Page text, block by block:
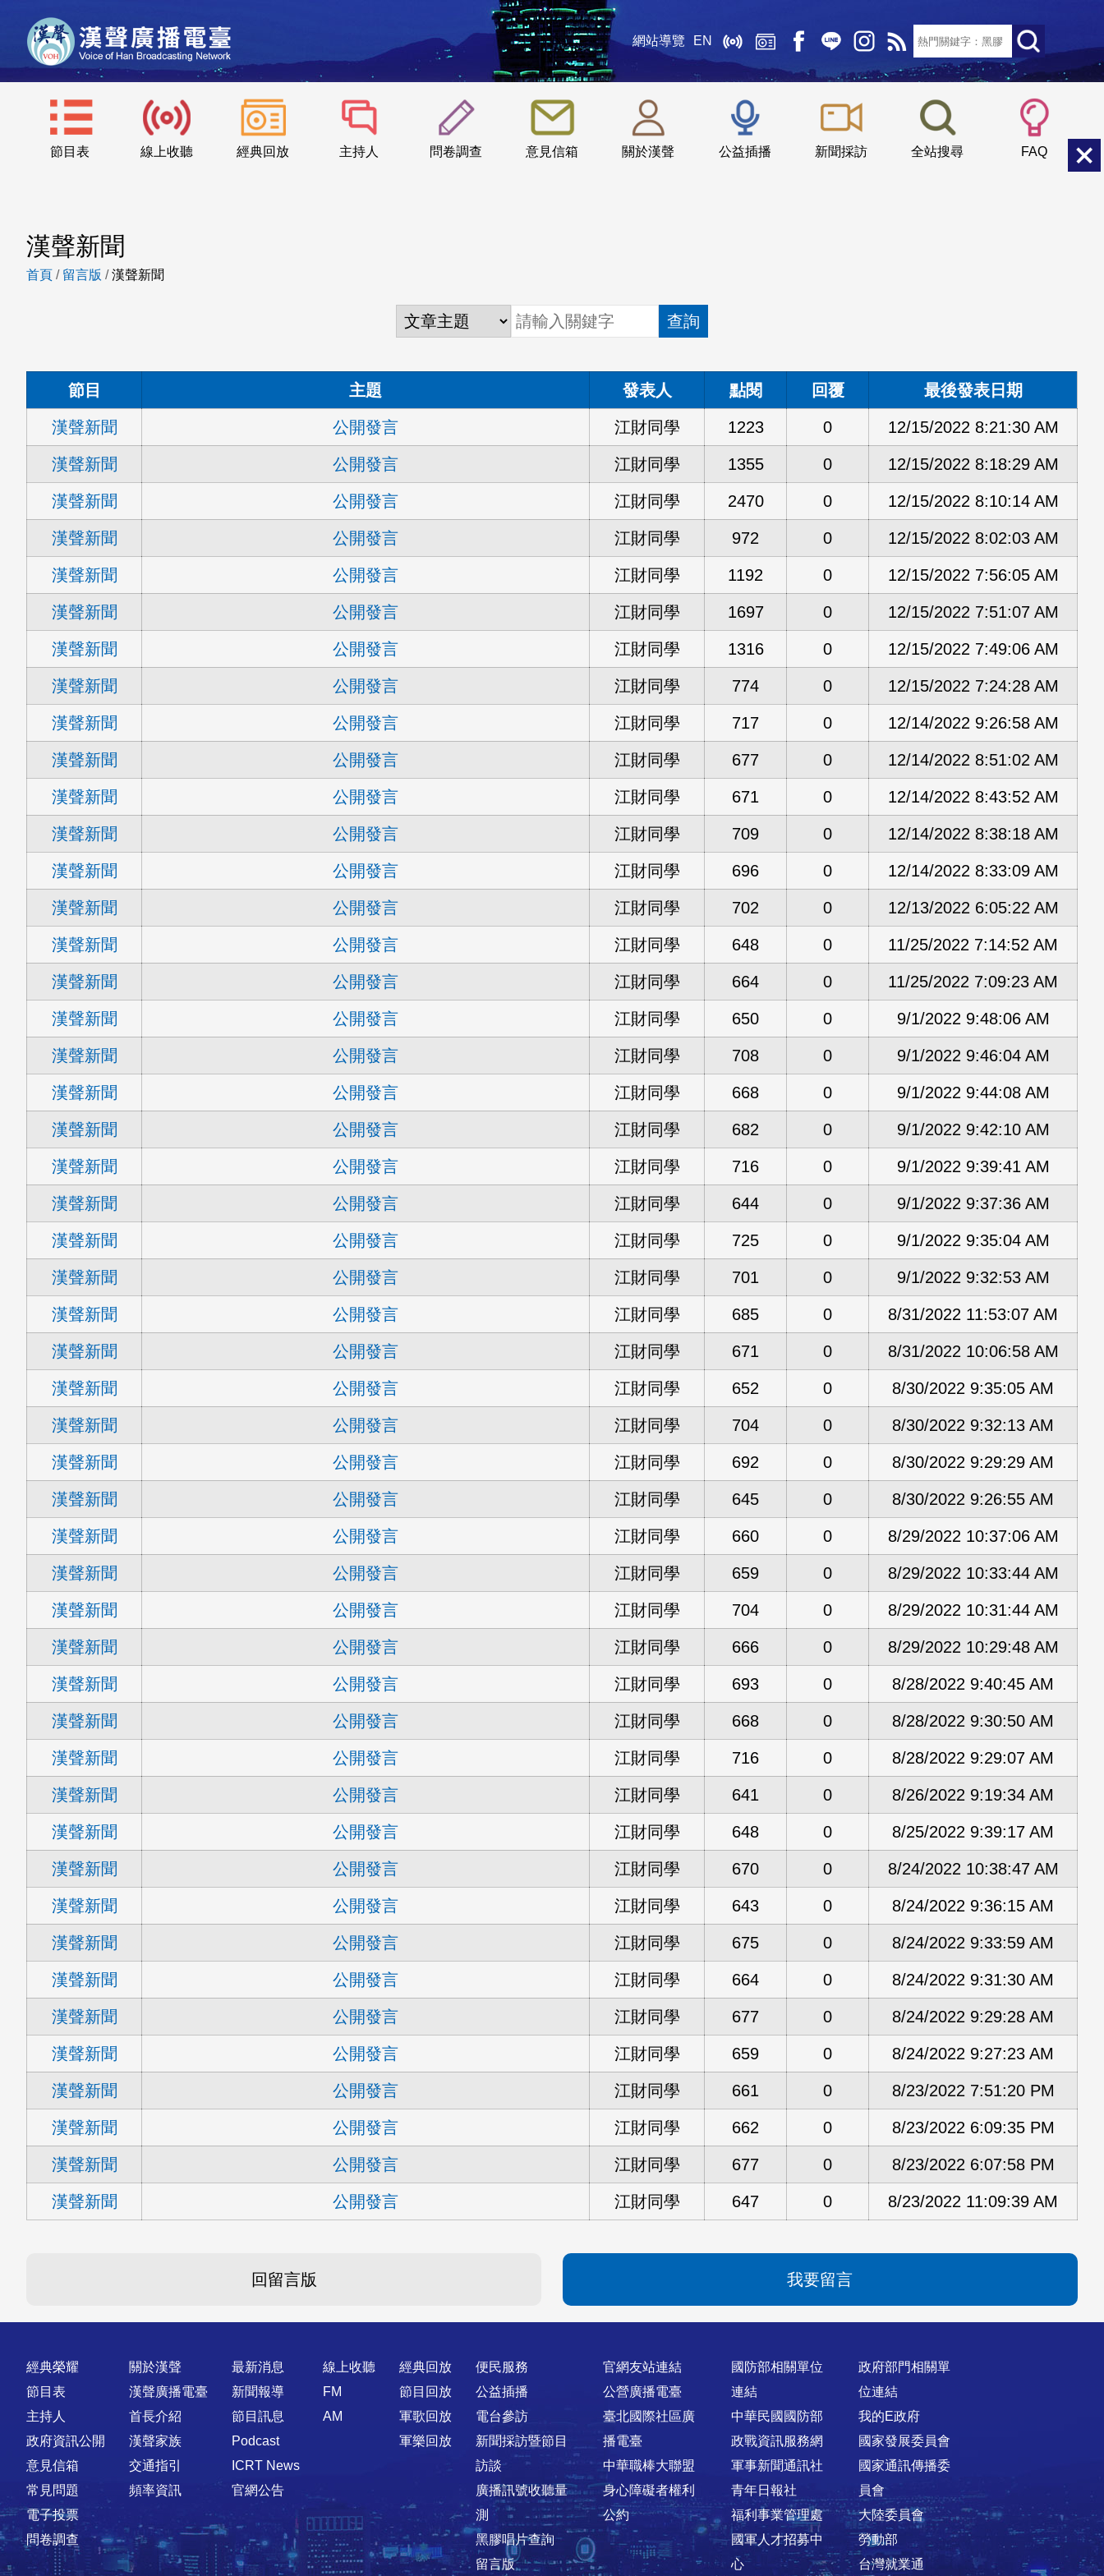
網站導覽 EN
節目表 線上收聽 經典回放 主持人 問卷調查 意見信箱 關於漢聲 公益插播 新聞採訪 全站搜尋 FAQ
::: 小 中
漢聲新聞
首頁 / 留言版 /漢聲新聞
查詢
節目 主題 發表人 點閱 回覆 最後發表日期
漢聲新聞 公開發言 江財同學 1223 0 12/15/2022 8:21:30 AM
漢聲新聞 公開發言 江財同學 1355 0 12/15/2022 8:18:29 AM
漢聲新聞 公開發言 江財同學 2470 0 12/15/2022 8:10:14 AM
漢聲新聞 公開發言 江財同學 972 0 12/15/2022 8:02:03 AM
漢聲新聞 公開發言 江財同學 1192 0 12/15/2022 7:56:05 AM
漢聲新聞 公開發言 江財同學 1697 0 12/15/2022 7:51:07 AM
漢聲新聞 公開發言 江財同學 1316 0 12/15/2022 7:49:06 AM
漢聲新聞 公開發言 江財同學 774 0 12/15/2022 7:24:28 AM
漢聲新聞 公開發言 江財同學 717 0 12/14/2022 9:26:58 AM
漢聲新聞 公開發言 江財同學 677 0 12/14/2022 8:51:02 AM
漢聲新聞 公開發言 江財同學 671 0 12/14/2022 8:43:52 AM
漢聲新聞 公開發言 江財同學 709 0 12/14/2022 8:38:18 AM
漢聲新聞 公開發言 江財同學 696 0 12/14/2022 8:33:09 AM
漢聲新聞 公開發言 江財同學 702 0 12/13/2022 6:05:22 AM
漢聲新聞 公開發言 江財同學 648 0 11/25/2022 7:14:52 AM
漢聲新聞 公開發言 江財同學 664 0 11/25/2022 7:09:23 AM
漢聲新聞 公開發言 江財同學 650 0 9/1/2022 9:48:06 AM
漢聲新聞 公開發言 江財同學 708 0 9/1/2022 9:46:04 AM
漢聲新聞 公開發言 江財同學 668 0 9/1/2022 9:44:08 AM
漢聲新聞 公開發言 江財同學 682 0 9/1/2022 9:42:10 AM
漢聲新聞 公開發言 江財同學 716 0 9/1/2022 9:39:41 AM
漢聲新聞 公開發言 江財同學 644 0 9/1/2022 9:37:36 AM
漢聲新聞 公開發言 江財同學 725 0 9/1/2022 9:35:04 AM
漢聲新聞 公開發言 江財同學 701 0 9/1/2022 9:32:53 AM
漢聲新聞 公開發言 江財同學 685 0 8/31/2022 11:53:07 AM
漢聲新聞 公開發言 江財同學 671 0 8/31/2022 10:06:58 AM
漢聲新聞 公開發言 江財同學 652 0 8/30/2022 9:35:05 AM
漢聲新聞 公開發言 江財同學 704 0 8/30/2022 9:32:13 AM
漢聲新聞 公開發言 江財同學 692 0 8/30/2022 9:29:29 AM
漢聲新聞 公開發言 江財同學 645 0 8/30/2022 9:26:55 AM
漢聲新聞 公開發言 江財同學 660 0 8/29/2022 10:37:06 AM
漢聲新聞 公開發言 江財同學 659 0 8/29/2022 10:33:44 AM
漢聲新聞 公開發言 江財同學 704 0 8/29/2022 10:31:44 AM
漢聲新聞 公開發言 江財同學 666 0 8/29/2022 10:29:48 AM
漢聲新聞 公開發言 江財同學 693 0 8/28/2022 9:40:45 AM
漢聲新聞 公開發言 江財同學 668 0 8/28/2022 9:30:50 AM
漢聲新聞 公開發言 江財同學 716 0 8/28/2022 9:29:07 AM
漢聲新聞 公開發言 江財同學 641 0 8/26/2022 9:19:34 AM
漢聲新聞 公開發言 江財同學 648 0 8/25/2022 9:39:17 AM
漢聲新聞 公開發言 江財同學 670 0 8/24/2022 10:38:47 AM
漢聲新聞 公開發言 江財同學 643 0 8/24/2022 9:36:15 AM
漢聲新聞 公開發言 江財同學 675 0 8/24/2022 9:33:59 AM
漢聲新聞 公開發言 江財同學 664 0 8/24/2022 9:31:30 AM
漢聲新聞 公開發言 江財同學 677 0 8/24/2022 9:29:28 AM
漢聲新聞 公開發言 江財同學 659 0 8/24/2022 9:27:23 AM
漢聲新聞 公開發言 江財同學 661 0 8/23/2022 7:51:20 PM
漢聲新聞 公開發言 江財同學 662 0 8/23/2022 6:09:35 PM
漢聲新聞 公開發言 江財同學 677 0 8/23/2022 6:07:58 PM
漢聲新聞 公開發言 江財同學 647 0 8/23/2022 11:09:39 AM
回留言版 我要留言
快速連結
經典榮耀
節目表
主持人
政府資訊公開
意見信箱
常見問題
電子投票
問卷調查
關於漢聲
漢聲廣播電臺
首長介紹
漢聲家族
交通指引
頻率資訊
最新消息
新聞報導
節目訊息
Podcast
ICRT News
官網公告
線上收聽
FM
AM
經典回放
節目回放
軍歌回放
軍樂回放
便民服務
公益插播
電台參訪
新聞採訪暨節目
訪談
廣播訊號收聽量
測
黑膠唱片查詢
留言版
官網友站連結
公營廣播電臺
臺北國際社區廣
播電臺
中華職棒大聯盟
身心障礙者權利
公約
國防部相關單位
連結
中華民國國防部
政戰資訊服務網
軍事新聞通訊社
青年日報社
福利事業管理處
國軍人才招募中
心
政府部門相關單
位連結
我的E政府
國家發展委員會
國家通訊傳播委
員會
大陸委員會
勞動部
台灣就業通